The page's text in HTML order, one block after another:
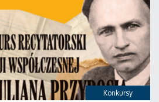
Konkursy